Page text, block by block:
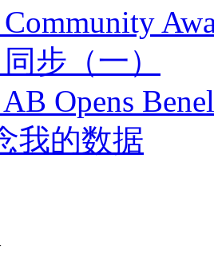
步（一）
Opens
我的数据